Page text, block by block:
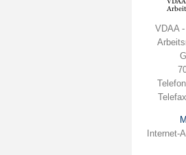
VDAA
Internet-